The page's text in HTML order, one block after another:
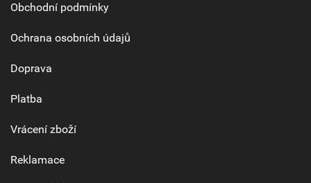
Obchodní podmínky
Ochrana osobních údajů
Doprava
Platba
Vrácení zboží
Reklamace